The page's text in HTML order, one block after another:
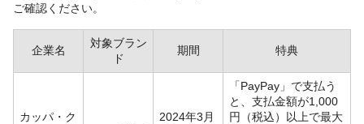
ご確認ください。
企業名
対象ブラン
ド
期間 特典
カッパ・ク
2024年3月
「PayPay」で支払う
と、支払金額が1,000
円（税込）以上で最大